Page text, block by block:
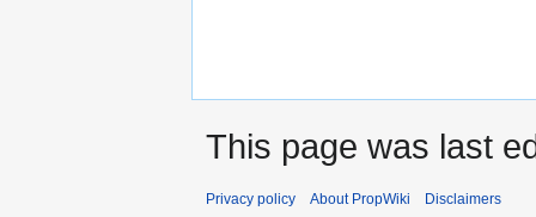
This page was last
Privacy policy About PropWiki Disclaimers